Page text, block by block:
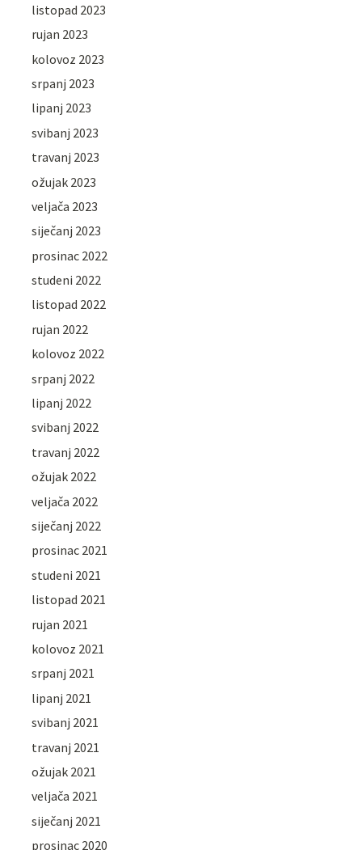
listopad 2023
rujan 2023
kolovoz 2023
srpanj 2023
lipanj 2023
svibanj 2023
travanj 2023
ožujak 2023
veljača 2023
siječanj 2023
prosinac 2022
studeni 2022
listopad 2022
rujan 2022
kolovoz 2022
srpanj 2022
lipanj 2022
svibanj 2022
travanj 2022
ožujak 2022
veljača 2022
siječanj 2022
prosinac 2021
studeni 2021
listopad 2021
rujan 2021
kolovoz 2021
srpanj 2021
lipanj 2021
svibanj 2021
travanj 2021
ožujak 2021
veljača 2021
siječanj 2021
prosinac 2020